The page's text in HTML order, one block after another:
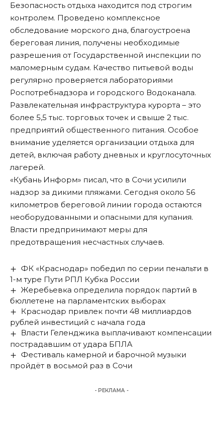
Безопасность отдыха находится под строгим
контролем. Проведено комплексное
обследование морского дна, благоустроена
береговая линия, получены необходимые
разрешения от Государственной инспекции по
маломерным судам. Качество питьевой воды
регулярно проверяется лабораториями
Роспотребнадзора и городского Водоканала.
Развлекательная инфраструктура курорта – это
более 5,5 тыс. торговых точек и свыше 2 тыс.
предприятий общественного питания. Особое
внимание уделяется организации отдыха для
детей, включая работу дневных и круглосуточных
лагерей.
«Кубань Информ» писал, что в Сочи усилили
надзор за дикими пляжами. Сегодня около 56
километров береговой линии города остаются
необорудованными и опасными для купания.
Власти предпринимают меры для
предотвращения несчастных случаев.
ФК «Краснодар» победил по серии пенальти в
1-м туре Пути РПЛ Кубка России
Жеребьевка определила порядок партий в
бюллетене на парламентских выборах
Краснодар привлек почти 48 миллиардов
рублей инвестиций с начала года
Власти Геленджика выплачивают компенсации
пострадавшим от удара БПЛА
Фестиваль камерной и барочной музыки
пройдёт в восьмой раз в Сочи
- РЕКЛАМА -